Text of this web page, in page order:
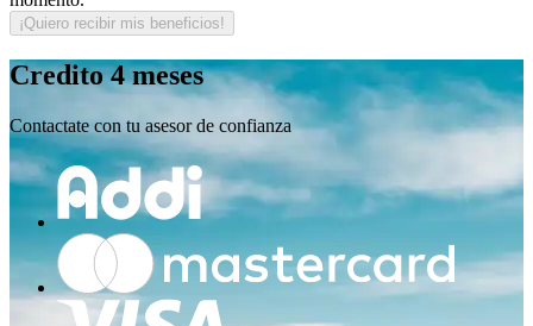
¡Quiero recibir mis beneficios!
Credito4 meses
Contactate con tu asesor de confianza